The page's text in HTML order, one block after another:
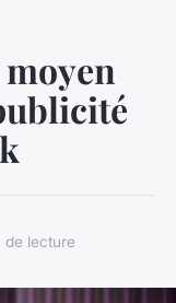
de lecture